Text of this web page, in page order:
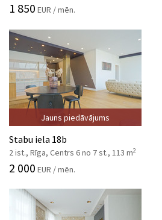
1 850 EUR / mēn.
Jauns piedāvājums
Stabu iela 18b
2 ist., Rīga, Centrs 6 no 7 st., 113 m2
2 000 EUR / mēn.